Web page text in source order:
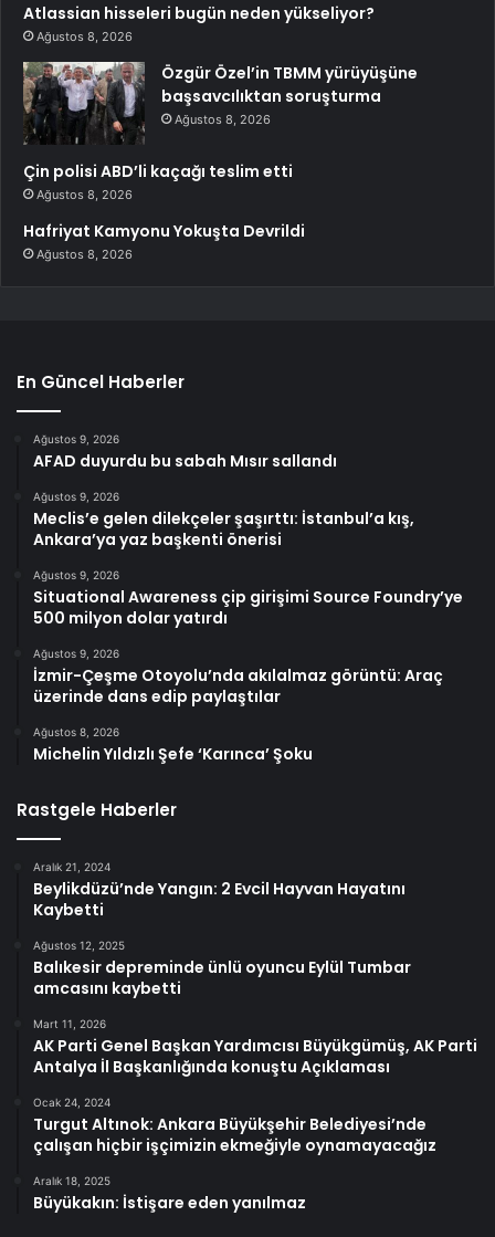
Atlassian hisseleri bugün neden yükseliyor?
Ağustos 8, 2026
Özgür Özel’in TBMM yürüyüşüne
başsavcılıktan soruşturma
Ağustos 8, 2026
Çin polisi ABD’li kaçağı teslim etti
Ağustos 8, 2026
Hafriyat Kamyonu Yokuşta Devrildi
Ağustos 8, 2026
En Güncel Haberler
Ağustos 9, 2026
AFAD duyurdu bu sabah Mısır sallandı
Ağustos 9, 2026
Meclis’e gelen dilekçeler şaşırttı: İstanbul’a kış,
Ankara’ya yaz başkenti önerisi
Ağustos 9, 2026
Situational Awareness çip girişimi Source Foundry’ye
500 milyon dolar yatırdı
Ağustos 9, 2026
İzmir-Çeşme Otoyolu’nda akılalmaz görüntü: Araç
üzerinde dans edip paylaştılar
Ağustos 8, 2026
Michelin Yıldızlı Şefe ‘Karınca’ Şoku
Rastgele Haberler
Aralık 21, 2024
Beylikdüzü’nde Yangın: 2 Evcil Hayvan Hayatını
Kaybetti
Ağustos 12, 2025
Balıkesir depreminde ünlü oyuncu Eylül Tumbar
amcasını kaybetti
Mart 11, 2026
AK Parti Genel Başkan Yardımcısı Büyükgümüş, AK Parti
Antalya İl Başkanlığında konuştu Açıklaması
Ocak 24, 2024
Turgut Altınok: Ankara Büyükşehir Belediyesi’nde
çalışan hiçbir işçimizin ekmeğiyle oynamayacağız
Aralık 18, 2025
Büyükakın: İstişare eden yanılmaz